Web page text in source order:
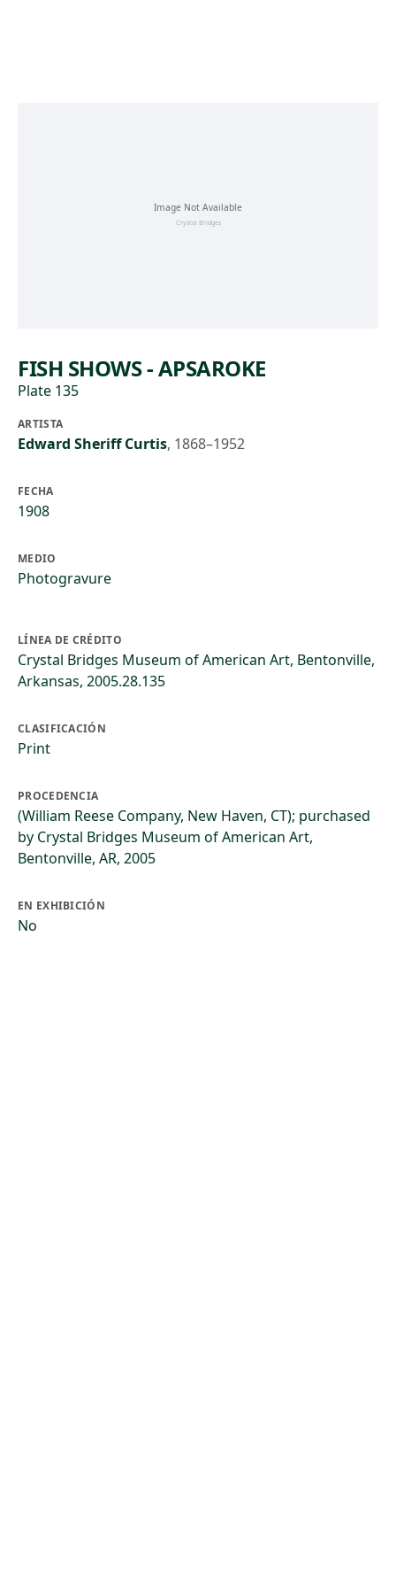
FISH SHOWS - APSAROKE
Plate 135
ARTISTA
Edward Sheriff Curtis, 1868–1952
FECHA
1908
MEDIO
Photogravure
LÍNEA DE CRÉDITO
Crystal Bridges Museum of American Art, Bentonville,
Arkansas, 2005.28.135
CLASIFICACIÓN
Print
PROCEDENCIA
(William Reese Company, New Haven, CT); purchased
by Crystal Bridges Museum of American Art,
Bentonville, AR, 2005
EN EXHIBICIÓN
No